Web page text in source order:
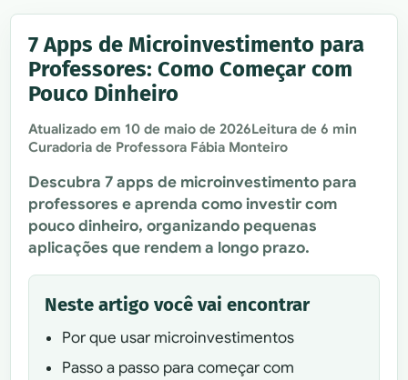
7 Apps de Microinvestimento para
Professores: Como Começar com
Pouco Dinheiro
Atualizado em10 de maio de 2026Leitura de 6 min
Curadoria de Professora Fábia Monteiro
Descubra 7 apps de microinvestimento para
professores e aprenda como investir com
pouco dinheiro, organizando pequenas
aplicações que rendem a longo prazo.
Neste artigo você vai encontrar
Por que usar microinvestimentos
Passo a passo para começar com